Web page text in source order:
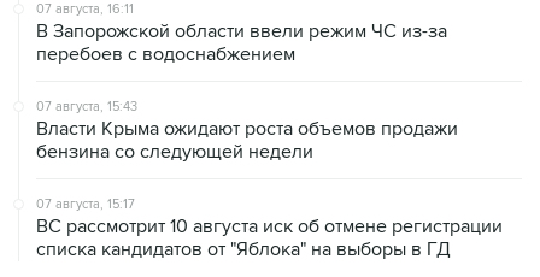
07 августа, 16:11
В Запорожской области ввели режим ЧС из-за
перебоев с водоснабжением
07 августа, 15:43
Власти Крыма ожидают роста объемов продажи
бензина со следующей недели
07 августа, 15:17
ВС рассмотрит 10 августа иск об отмене регистрации
списка кандидатов от "Яблока" на выборы в ГД